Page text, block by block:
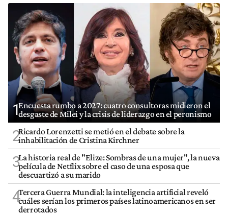
1Encuesta rumbo a 2027: cuatro consultoras midieron el
desgaste de Milei y la crisis de liderazgo en el peronismo
2Ricardo Lorenzetti se metió en el debate sobre la
inhabilitación de Cristina Kirchner
3La historia real de "Elize: Sombras de una mujer", la nueva
película de Netflix sobre el caso de una esposa que
descuartizó a su marido
4Tercera Guerra Mundial: la inteligencia artificial reveló
cuáles serían los primeros países latinoamericanos en ser
derrotados